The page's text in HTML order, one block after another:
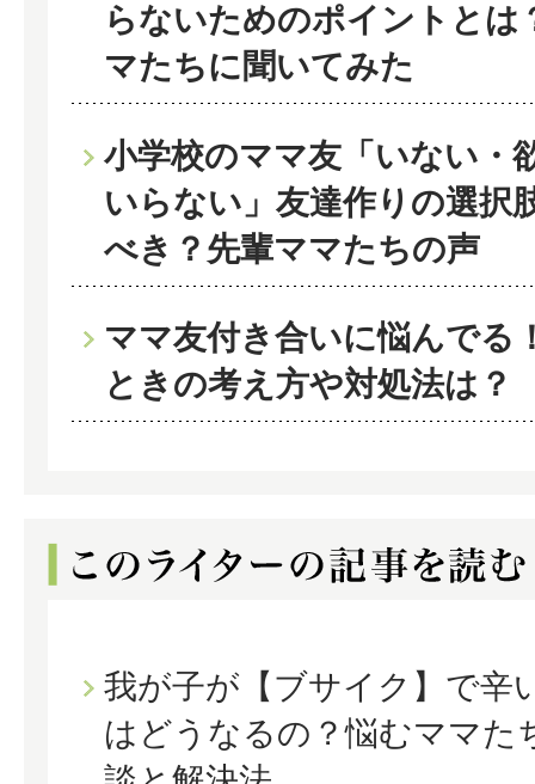
らないためのポイントとは
マたちに聞いてみた
小学校のママ友「いない・
いらない」友達作りの選択
べき？先輩ママたちの声
ママ友付き合いに悩んでる
ときの考え方や対処法は？
我が子が【ブサイク】で辛
はどうなるの？悩むママた